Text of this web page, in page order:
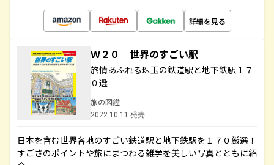
詳細を見る
Ｗ２０ 世界のすごい駅
旅情あふれる珠玉の鉄道駅と地下鉄駅１７
０選
旅の図鑑
2022.10.11 発売
日本を含む世界各地のすごい鉄道駅と地下鉄駅を１７０厳選！
すごさのポイントや旅にまつわる雑学を美しい写真とともに紹